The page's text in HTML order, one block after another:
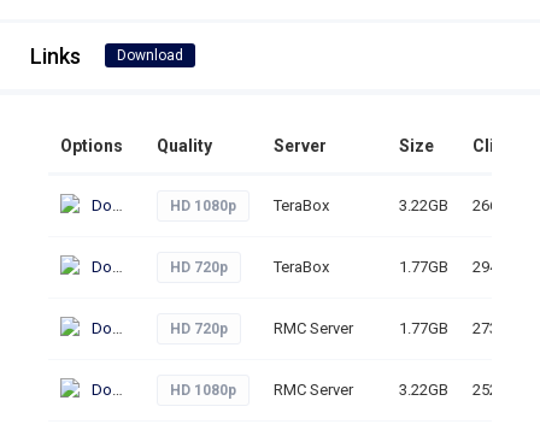
Links Download
Options Quality Server Size Clicks
Download HD 1080p TeraBox 3.22GB 266
Download HD 720p TeraBox 1.77GB 294
Download HD 720p RMC Server 1.77GB 273
Download HD 1080p RMC Server 3.22GB 252